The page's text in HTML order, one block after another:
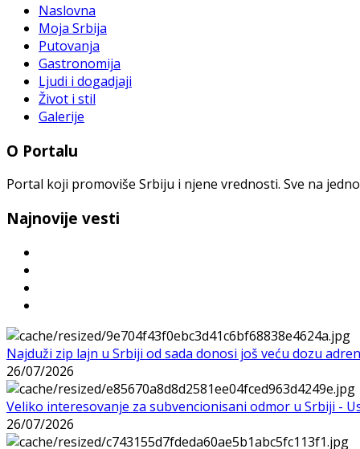
Naslovna
Moja Srbija
Putovanja
Gastronomija
Ljudi i dogadjaji
Život i stil
Galerije
O Portalu
Portal koji promoviše Srbiju i njene vrednosti. Sve na
Najnovije vesti
Najduži zip lajn u Srbiji od sada donosi još veću dozu
26/07/2026
Veliko interesovanje za subvencionisani odmor u Srbiji -
26/07/2026